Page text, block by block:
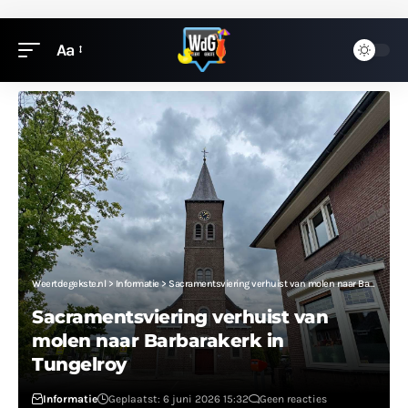
Aa
Weertdegekste.nl > Informatie> Sacramentsviering verhuist van molen naar Barbarakerk in Tungelroy
Sacramentsviering verhuist van
molen naar Barbarakerk in
Tungelroy
Informatie Geplaatst: 6 juni 2026 15:32
Geen reacties